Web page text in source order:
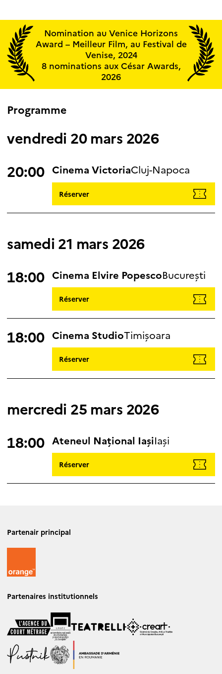
Nomination au Venice Horizons
Award – Meilleur Film, au Festival de
Venise, 2024
8 nominations aux César Awards,
2026
Programme
vendredi 20 mars 2026
20:00 Cinema VictoriaCluj-Napoca
Réserver
samedi 21 mars 2026
18:00 Cinema Elvire PopescoBucurești
Réserver
18:00 Cinema StudioTimișoara
Réserver
mercredi 25 mars 2026
18:00 Ateneul Național IașiIași
Réserver
Partenair principal
Partenaires institutionnels